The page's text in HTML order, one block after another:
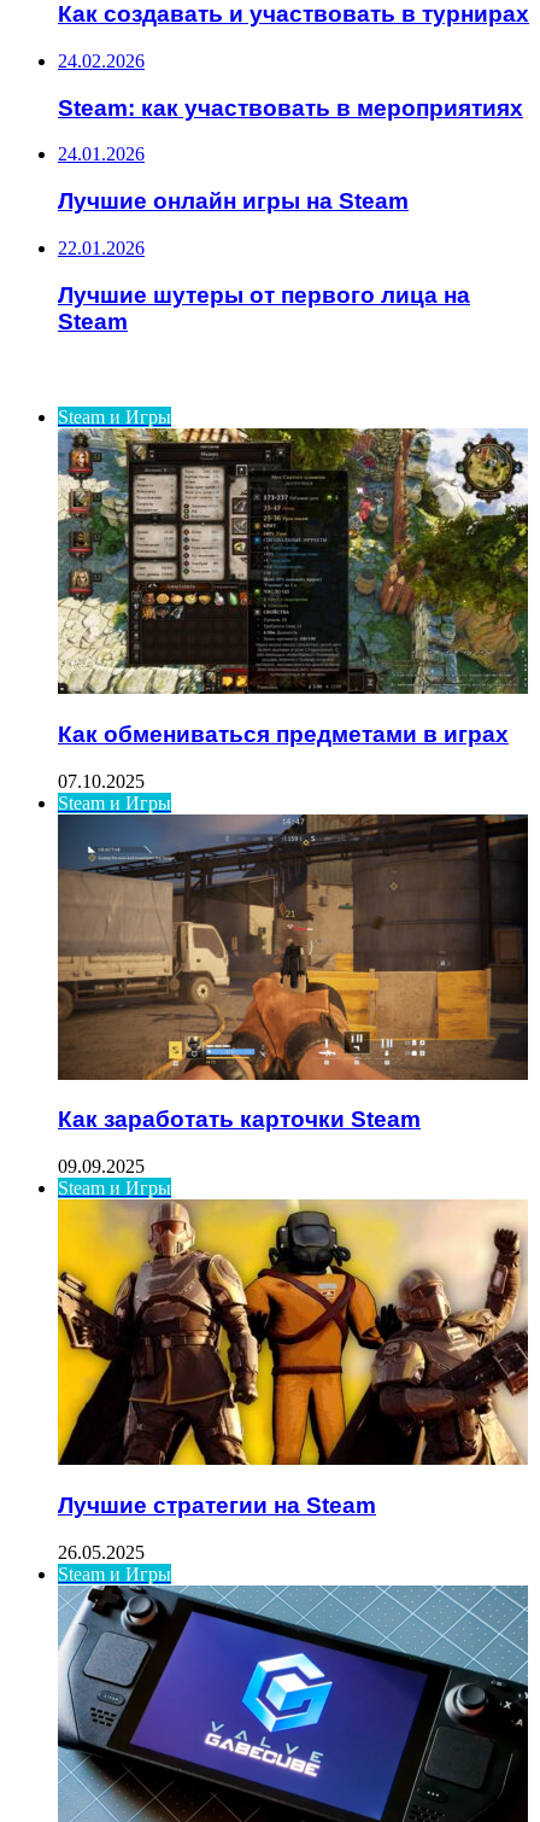
Как создавать и участвовать в турнирах
24.02.2026
Steam: как участвовать в мероприятиях
24.01.2026
Лучшие онлайн игры на Steam
22.01.2026
Лучшие шутеры от первого лица на
Steam
Steam и Игры
Как обмениваться предметами в играх
07.10.2025
Steam и Игры
Как заработать карточки Steam
09.09.2025
Steam и Игры
Лучшие стратегии на Steam
26.05.2025
Steam и Игры